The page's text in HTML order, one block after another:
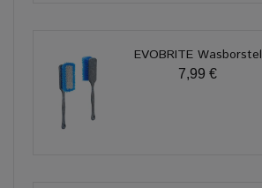
EVOBRITE Wasborstel
7,99 €